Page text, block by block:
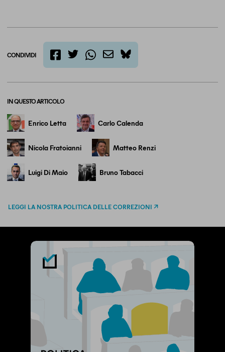
CONDIVIDI
bluesky
IN QUESTO ARTICOLO
Enrico Letta Carlo Calenda
Nicola Fratoianni Matteo Renzi
Luigi Di Maio Bruno Tabacci
LEGGI LA NOSTRA POLITICA DELLE CORREZIONI